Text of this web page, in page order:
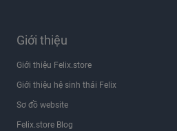
Giới thiệu
Giới thiệu Felix.store
Giới thiệu hệ sinh thái Felix
Sơ đồ website
Felix.store Blog